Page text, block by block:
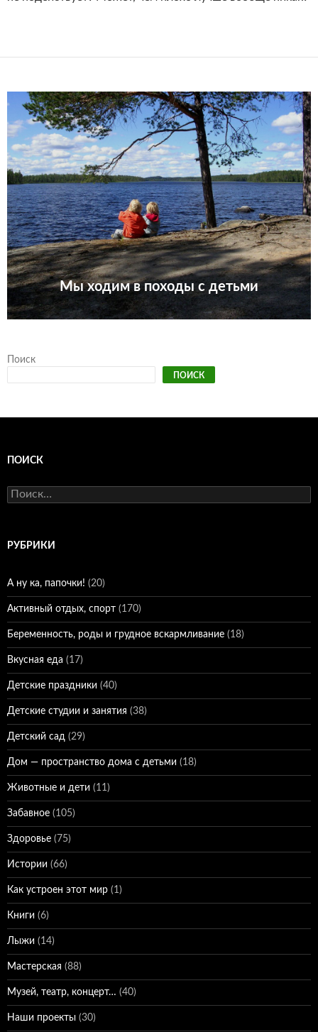
Мы ходим в походы с детьми
Поиск
ПОИСК
ПОИСК
Найти:
РУБРИКИ
А ну ка, папочки! (20)
Активный отдых, спорт (170)
Беременность, роды и грудное вскармливание (18)
Вкусная еда (17)
Детские праздники (40)
Детские студии и занятия (38)
Детский сад (29)
Дом — пространство дома с детьми (18)
Животные и дети (11)
Забавное (105)
Здоровье (75)
Истории (66)
Как устроен этот мир (1)
Книги (6)
Лыжи (14)
Мастерская (88)
Музей, театр, концерт… (40)
Наши проекты (30)